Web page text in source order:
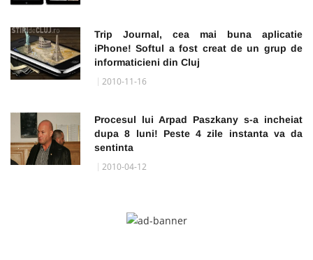
Trip Journal, cea mai buna aplicatie
iPhone! Softul a fost creat de un grup de
informaticieni din Cluj
2010-11-16
Procesul lui Arpad Paszkany s-a incheiat
dupa 8 luni! Peste 4 zile instanta va da
sentinta
2010-04-12